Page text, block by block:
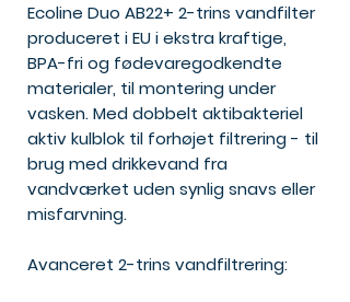
Ecoline Duo AB22+ 2-trins vandfilter
produceret i EU i ekstra kraftige,
BPA-fri og fødevaregodkendte
materialer, til montering under
vasken. Med dobbelt aktibakteriel
aktiv kulblok til forhøjet filtrering - til
brug med drikkevand fra
vandværket uden synlig snavs eller
misfarvning.
Avanceret 2-trins vandfiltrering: